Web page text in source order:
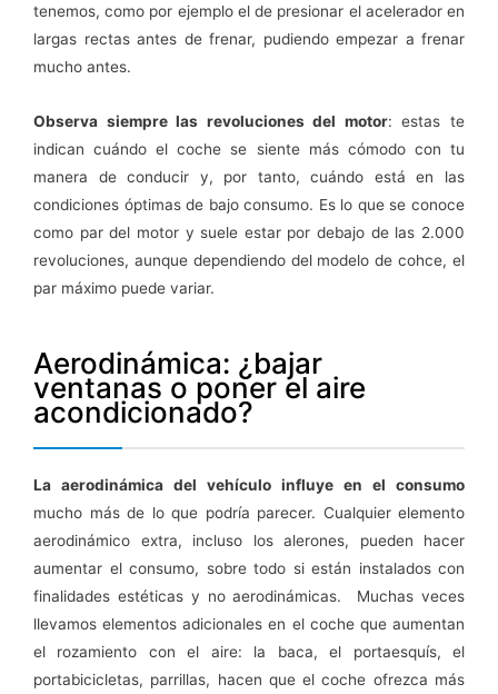
tenemos, como por ejemplo el de presionar el acelerador en
largas rectas antes de frenar, pudiendo empezar a frenar
mucho antes.
Observa siempre las revoluciones del motor: estas te
indican cuándo el coche se siente más cómodo con tu
manera de conducir y, por tanto, cuándo está en las
condiciones óptimas de bajo consumo. Es lo que se conoce
como par del motor y suele estar por debajo de las 2.000
revoluciones, aunque dependiendo del modelo de cohce, el
par máximo puede variar.
Aerodinámica: ¿bajar
ventanas o poner el aire
acondicionado?
La aerodinámica del vehículo influye en el consumo
mucho más de lo que podría parecer. Cualquier elemento
aerodinámico extra, incluso los alerones, pueden hacer
aumentar el consumo, sobre todo si están instalados con
finalidades estéticas y no aerodinámicas. Muchas veces
llevamos elementos adicionales en el coche que aumentan
el rozamiento con el aire: la baca, el portaesquís, el
portabicicletas, parrillas, hacen que el coche ofrezca más